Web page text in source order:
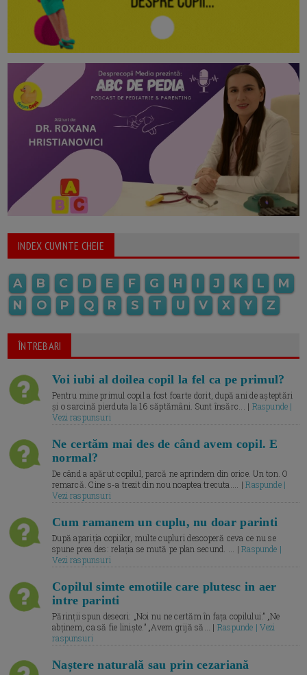
INDEX CUVINTE CHEIE
A B C D E F G H I J K L
M
N
O P Q R S T U V X Y Z
ÎNTREBARI
Voi iubi al doilea copil la fel ca pe primul?
Pentru mine primul copil a fost foarte dorit, după ani de așteptări
și o sarcină pierduta la 16 săptămâni. Sunt însărc... | Raspunde |
Vezi raspunsuri
Ne certăm mai des de când avem copil. E
normal?
De când a apărut copilul, parcă ne aprindem din orice. Un ton. O
remarcă. Cine s-a trezit din nou noaptea trecuta.... |Raspunde |
Vezi raspunsuri
Cum ramanem un cuplu, nu doar parinti
După apariția copiilor, multe cupluri descoperă ceva ce nu se
spune prea des: relația se mută pe plan secund. ... |Raspunde |
Vezi raspunsuri
Copilul simte emotiile care plutesc in aer
intre parinti
Părinții spun deseori: „Noi nu ne certăm în fața copilului.” „Ne
abținem, ca să fie liniște.” „Avem grijă să... | Raspunde | Vezi
raspunsuri
Naștere naturală sau prin cezariană